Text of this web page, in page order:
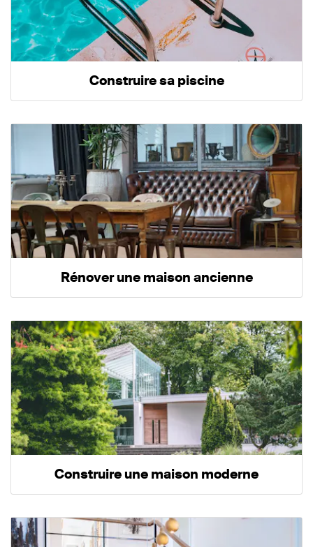
Construire sa piscine
Rénover une maison ancienne
Construire une maison moderne